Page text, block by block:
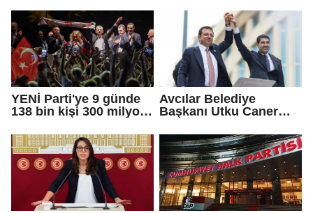
Çetinkaya Başkan
Vekili seçildi
öneriyoruz
YENİ Parti'ye 9 günde
138 bin kişi 300 milyon
Avcılar Belediye
Başkanı Utku Caner
kararı